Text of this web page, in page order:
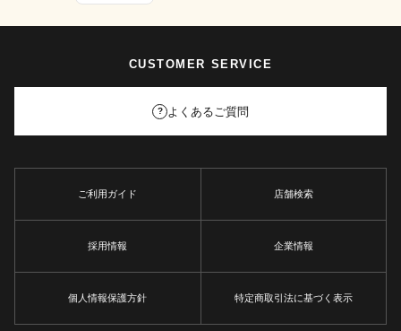
CUSTOMER SERVICE
? よくあるご質問
ご利用ガイド 店舗検索
採用情報 企業情報
個人情報保護方針 特定商取引法に基づく表示